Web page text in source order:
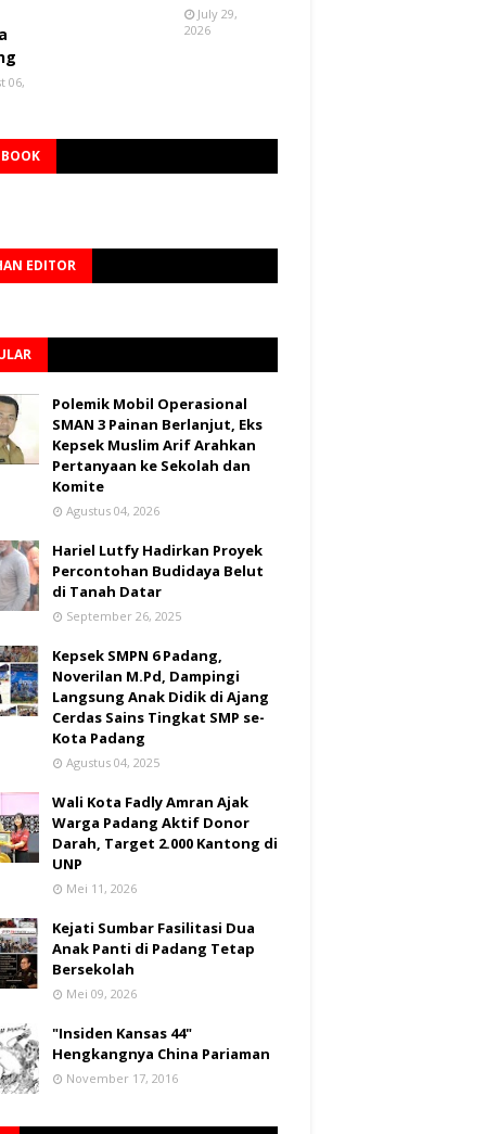
06,
July 29,
2026
EDITOR
Polemik Mobil Operasional
SMAN 3 Painan Berlanjut, Eks
Kepsek Muslim Arif Arahkan
Pertanyaan ke Sekolah dan
Komite
Agustus 04, 2026
Hariel Lutfy Hadirkan Proyek
Percontohan Budidaya Belut
di Tanah Datar
September 26, 2025
Kepsek SMPN 6 Padang,
Noverilan M.Pd, Dampingi
Langsung Anak Didik di Ajang
Cerdas Sains Tingkat SMP se-
Kota Padang
Agustus 04, 2025
Wali Kota Fadly Amran Ajak
Warga Padang Aktif Donor
Darah, Target 2.000 Kantong di
UNP
Mei 11, 2026
Kejati Sumbar Fasilitasi Dua
Anak Panti di Padang Tetap
Bersekolah
Mei 09, 2026
"Insiden Kansas 44"
Hengkangnya China Pariaman
November 17, 2016